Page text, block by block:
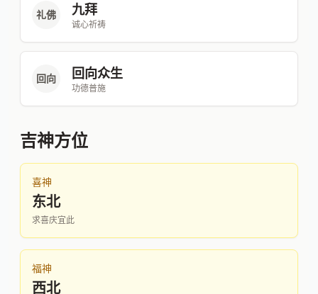
礼佛 九拜
诚心祈祷
回向 回向众生
功德普施
吉神方位
喜神
东北
求喜庆宜此
福神
西北